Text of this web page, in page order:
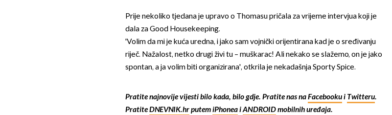
Prije nekoliko tjedana je upravo o Thomasu pričala za vrijeme intervjua koji je
dala za Good Housekeeping.
'Volim da mi je kuća uredna, i jako sam vojnički orijentirana kad je o sređivanju
riječ. Nažalost, netko drugi živi tu – muškarac! Ali nekako se slažemo, on je jako
spontan, a ja volim biti organizirana', otkrila je nekadašnja Sporty Spice.
Pratite najnovije vijesti bilo kada, bilo gdje. Pratite nas naFacebookui Twitteru.
PratiteDNEVNIK.hrputemiPhoneaiANDROIDmobilnih uređaja.
OMOGUĆI OBAVIJESTI